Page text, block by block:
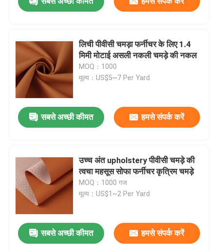
लिची पीवीसी चमड़ा फर्नीचर के लिए 1.4
मिमी मोटाई असली नकली चमड़े की नकल
MOQ：1000
मूल्य：US$5~7 Per Yard
सबसे अच्छी कीमत हमसे संपर्क करें
उच्च अंत upholstery पीवीसी चमड़े की
त्वचा महसूस सोफा फर्नीचर कृत्रिम चमड़े
MOQ：1000 गज
मूल्य：US$1~2 Per Yard
सबसे अच्छी कीमत हमसे संपर्क करें